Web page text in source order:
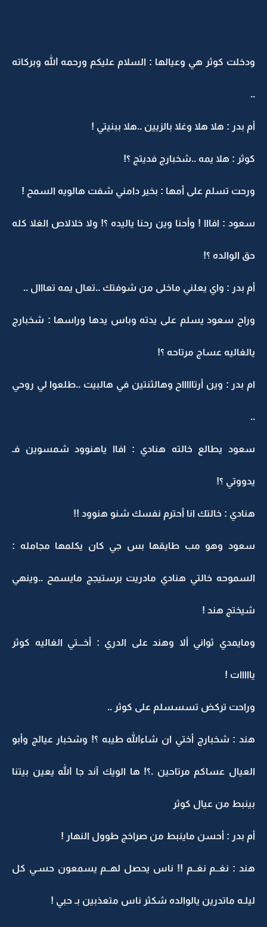
ودخلت كوثر هي وعيالها : السلام عليكم ورحمه الله وبركاته
..
أم بدر : هلا هلا وغلا بالزيين ..هلا ببنيتي !
كوثر : هلا يمه ..شخبارج فديتج ؟!
ورحت تسلم على أمها : بخير دامني شفت هالويه السمح !
سعود : افااا ! وأحنا وين رحنا ياليده ؟! ولا خلالاص الغلا كله
حق الوالده ؟!
أم بدر : واي يعلني ماخلى من شوفتك ..تعال يمه تعااال ..
وراح سعود يسلم على يدته وباس يدها وراسها : شخبارج
يالغاليه عساج مرتاحه ؟!
ام بدر : وين أرتاااااح وهالثنتين في هالبيت ..طلعوا لي روحي
..
سعود يطالع خالته هنادي : افاا ياهنوود شمسوين فـ
يدووتي ؟!
هنادي : خالتك انا أحترم نفسك شنو هنوود !!
سعود وهو مب طايقها بس جي كان يكلمها مجامله :
السموحه خالتي هنادي مادريت برستيجج مايسمح ..وينهي
شيختج هند !
ومايمدي ثواني ألا وهند على الدري : أخـــتي الغاليه كوثر
يااااات !
وراحت تركض تسسسلم على كوثر ..
هند : شخبارج أختي ان شاءالله طيبه ؟! وشخبار عيالج وأبو
العيال عساكم مرتاحين .؟! ها الويك آند جا الله يعين بيتنا
بينبط من عيال كوثر
أم بدر : أحسن ماينبط من صراخج طوول النهار !
هند : نغــم نغــم !! ناس يحصل لهــم يسمعون حسـي كل
ليلـه ماتدرين يالوالده شكثر ناس متعذبين بـ حبي !